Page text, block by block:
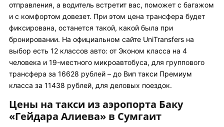
отправления, а водитель встретит вас, поможет с багажом
и с комфортом довезет. При этом цена трансфера будет
фиксирована, останется такой, какой была при
бронировании. На официальном сайте UniTransfers на
выбор есть 12 классов авто: от Эконом класса на 4
человека и 19-местного микроавтобуса, для группового
трансфера за 16628 рублей – до Вип такси Премиум
класса за 11438 рублей, для деловых поездок.
Цены на такси из аэропорта Баку
«Гейдара Алиева» в Сумгаит